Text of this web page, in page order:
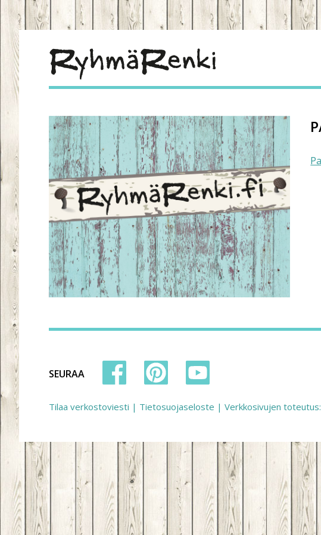
SEURAA
Tilaa verkostoviesti | Tietosuojaseloste | Verkkosivujen